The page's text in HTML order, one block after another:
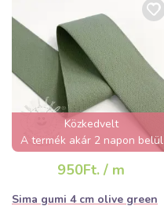
Közkedvelt
A termék akár 2 napon belül
950Ft. / m
Sima gumi 4 cm olive green